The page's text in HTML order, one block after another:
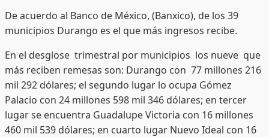
De acuerdo al Banco de México, (Banxico), de los 39
municipios Durango es el que más ingresos recibe.
En el desglose trimestral por municipios los nueve que
más reciben remesas son: Durango con 77 millones 216
mil 292 dólares; el segundo lugar lo ocupa Gómez
Palacio con 24 millones 598 mil 346 dólares; en tercer
lugar se encuentra Guadalupe Victoria con 16 millones
460 mil 539 dólares; en cuarto lugar Nuevo Ideal con 16